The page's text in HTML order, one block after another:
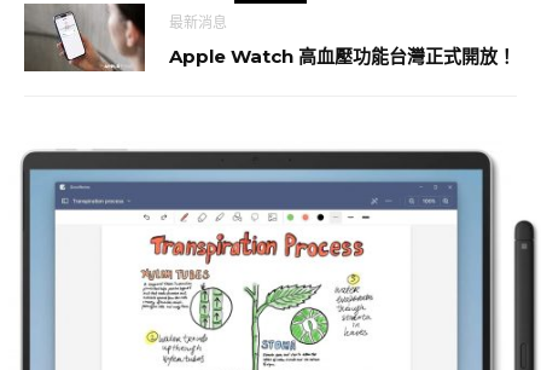
最新消息
Apple Watch 高血壓功能台灣正式開放！